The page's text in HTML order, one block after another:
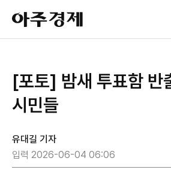
아
주
경
[포토] 밤새 투표함 반
시민들
유대길 기자
입력 2026-06-04 06:06